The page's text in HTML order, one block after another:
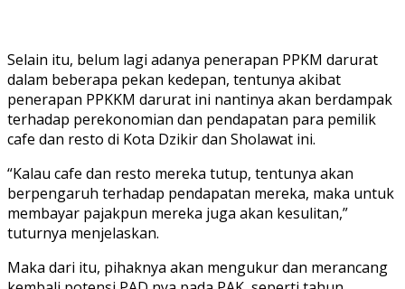
Selain itu, belum lagi adanya penerapan PPKM darurat
dalam beberapa pekan kedepan, tentunya akibat
penerapan PPKKM darurat ini nantinya akan berdampak
terhadap perekonomian dan pendapatan para pemilik
cafe dan resto di Kota Dzikir dan Sholawat ini.
“Kalau cafe dan resto mereka tutup, tentunya akan
berpengaruh terhadap pendapatan mereka, maka untuk
membayar pajakpun mereka juga akan kesulitan,”
tuturnya menjelaskan.
Maka dari itu, pihaknya akan mengukur dan merancang